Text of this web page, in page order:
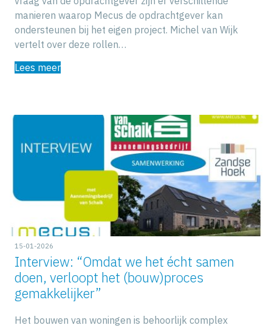
manieren waarop Mecus de opdrachtgever kan
ondersteunen bij het eigen project. Michel van Wijk
vertelt over deze rollen…
Lees meer
15-01-2026
Interview: “Omdat we het écht samen
doen, verloopt het (bouw)proces
gemakkelijker”
Het bouwen van woningen is behoorlijk complex